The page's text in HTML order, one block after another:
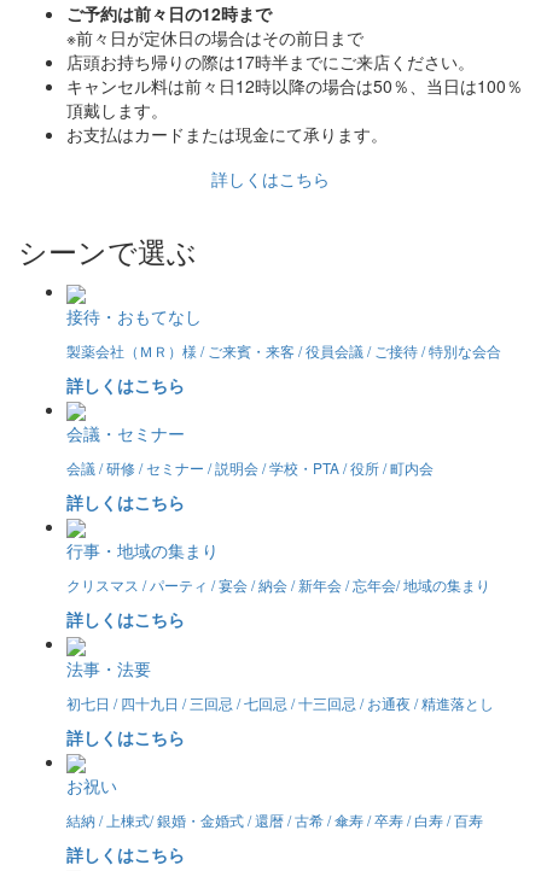
ご予約は前々日の12時まで
※前々日が定休日の場合はその前日まで
店頭お持ち帰りの際は17時半までにご来店ください。
キャンセル料は前々日12時以降の場合は50％、当日は100％
頂戴します。
お支払はカードまたは現金にて承ります。
詳しくはこちら
シーンで選ぶ
接待・おもてなし
製薬会社（ＭＲ）様 / ご来賓・来客 / 役員会議 / ご接待 / 特別な会合
詳しくはこちら
会議・セミナー
会議 / 研修 / セミナー / 説明会 / 学校・PTA / 役所 / 町内会
詳しくはこちら
行事・地域の集まり
クリスマス / パーティ / 宴会 / 納会 / 新年会 / 忘年会/ 地域の集まり
詳しくはこちら
法事・法要
初七日 / 四十九日 / 三回忌 / 七回忌 / 十三回忌 / お通夜 / 精進落とし
詳しくはこちら
お祝い
結納 / 上棟式/ 銀婚・金婚式 / 還暦 / 古希 / 傘寿 / 卒寿 / 白寿 / 百寿
詳しくはこちら